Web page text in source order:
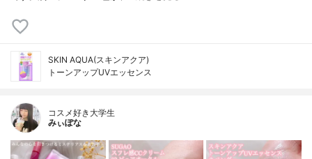
SKIN AQUA(スキンアクア)
トーンアップUVエッセンス
コスメ好き大学生
みぃぽな